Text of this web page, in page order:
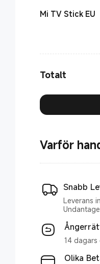
Mi TV Stick EU
Totalt
Varför
Snabb
Leverans
14
Olika